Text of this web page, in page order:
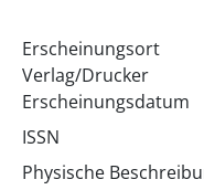
Erscheinungsort
Verlag/Drucker
Erscheinungsdatum
ISSN
Physische